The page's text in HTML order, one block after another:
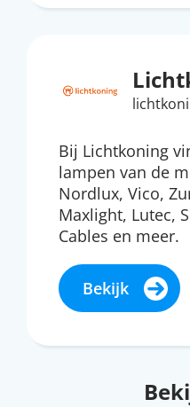
Bij Lichtkoning
lampen van de
Nordlux, Vico,
Maxlight, Lutec,
Cables en meer.
Bekijk